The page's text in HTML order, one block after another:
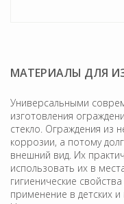
МАТЕРИАЛЫ ДЛЯ
Универсальными
изготовления
стекло. Ограждения из
коррозии, а потому
внешний вид. Их
использовать их в
гигиенические
применение в детских